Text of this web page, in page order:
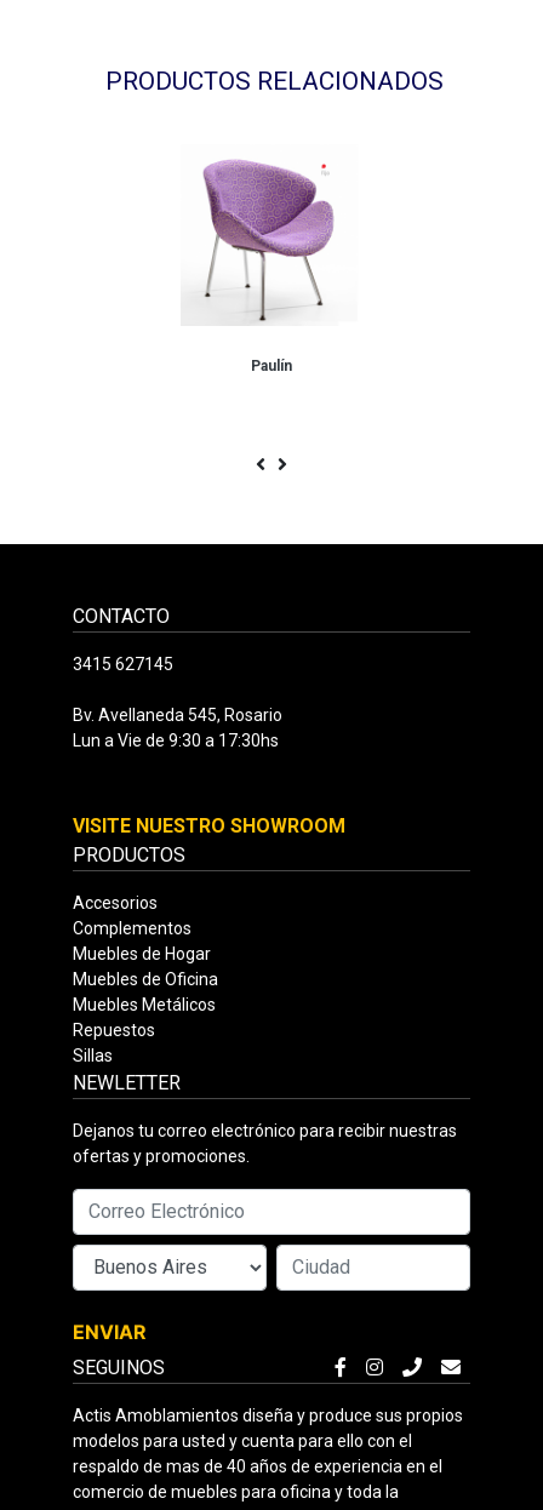
PRODUCTOS RELACIONADOS
Paulín
CONTACTO
3415 627145
Bv. Avellaneda 545, Rosario
Lun a Vie de 9:30 a 17:30hs
VISITE NUESTRO SHOWROOM
PRODUCTOS
Accesorios
Complementos
Muebles de Hogar
Muebles de Oficina
Muebles Metálicos
Repuestos
Sillas
NEWLETTER
Dejanos tu correo electrónico para recibir nuestras
ofertas y promociones.
ENVIAR
SEGUINOS
Actis Amoblamientos diseña y produce sus propios
modelos para usted y cuenta para ello con el
respaldo de mas de 40 años de experiencia en el
comercio de muebles para oficina y toda la